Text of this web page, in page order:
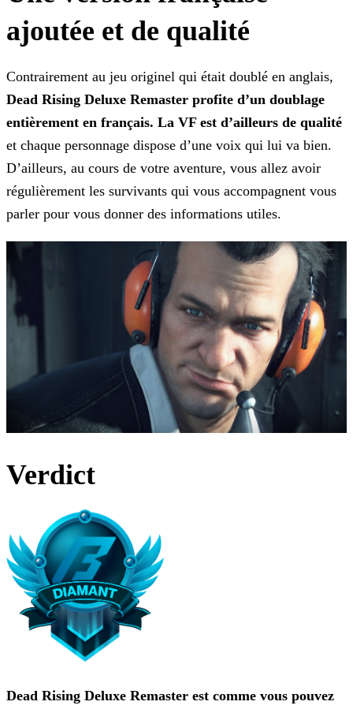
ajoutée et de qualité
Contrairement au jeu originel qui était doublé en anglais,
Dead Rising Deluxe Remaster profite d’un doublage
entièrement en français. La VF est d’ailleurs de qualité
et chaque personnage dispose d’une voix qui lui va bien.
D’ailleurs, au cours de votre aventure, vous allez avoir
régulièrement les survivants qui vous accompagnent vous
parler pour vous donner des informations utiles.
Verdict
Dead Rising Deluxe Remaster est comme vous pouvez